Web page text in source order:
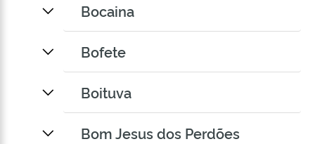
Bocaina
Bofete
Boituva
Bom Jesus dos Perdões